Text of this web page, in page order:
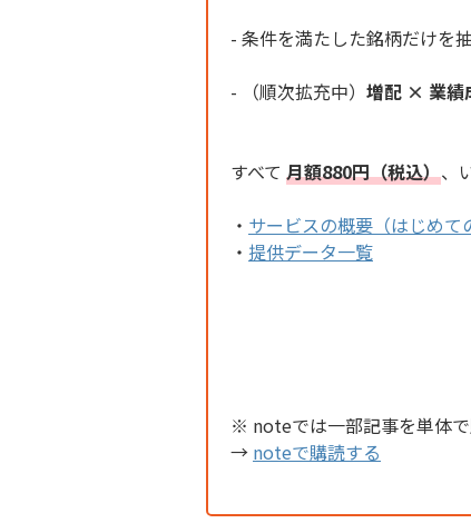
- 条件を満たした銘柄だけを
- （順次拡充中） 増配 × 業績
すべて 月額880円（税込）、
・ サービスの概要（はじめて
・ 提供データ一覧
※ noteでは一部記事を単体で
→ noteで購読する